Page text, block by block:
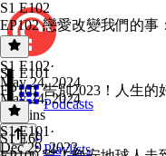
Podcasts
Playlists
S1 E102
EP102 戀愛改變我們的事
S1 E102·
May 24, 2024
May 24, 2024
26 mins
S1 E101
EP101 告別2023！人生
S1 E101 ·
Dec 29, 2023
S1 E69